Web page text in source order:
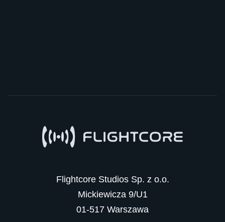
Flightcore Studios Sp. z o.o.
Mickiewicza 9/U1
01-517 Warszawa